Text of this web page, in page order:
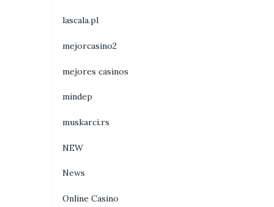
lascala.pl
mejorcasino2
mejores casinos
mindep
muskarci.rs
NEW
News
Online Casino